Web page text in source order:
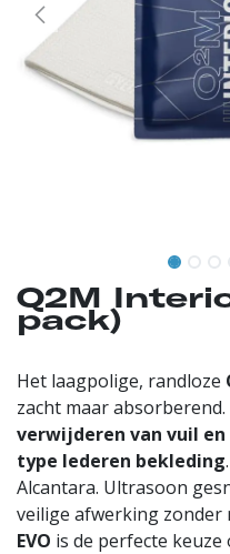
Q2M
pack)
Het laagpolige, randloze
zacht maar
verwijderen van vuil
type lederen bekleding
Alcantara. Ultrasoon
veilige afwerking zonder
EVO is de perfecte